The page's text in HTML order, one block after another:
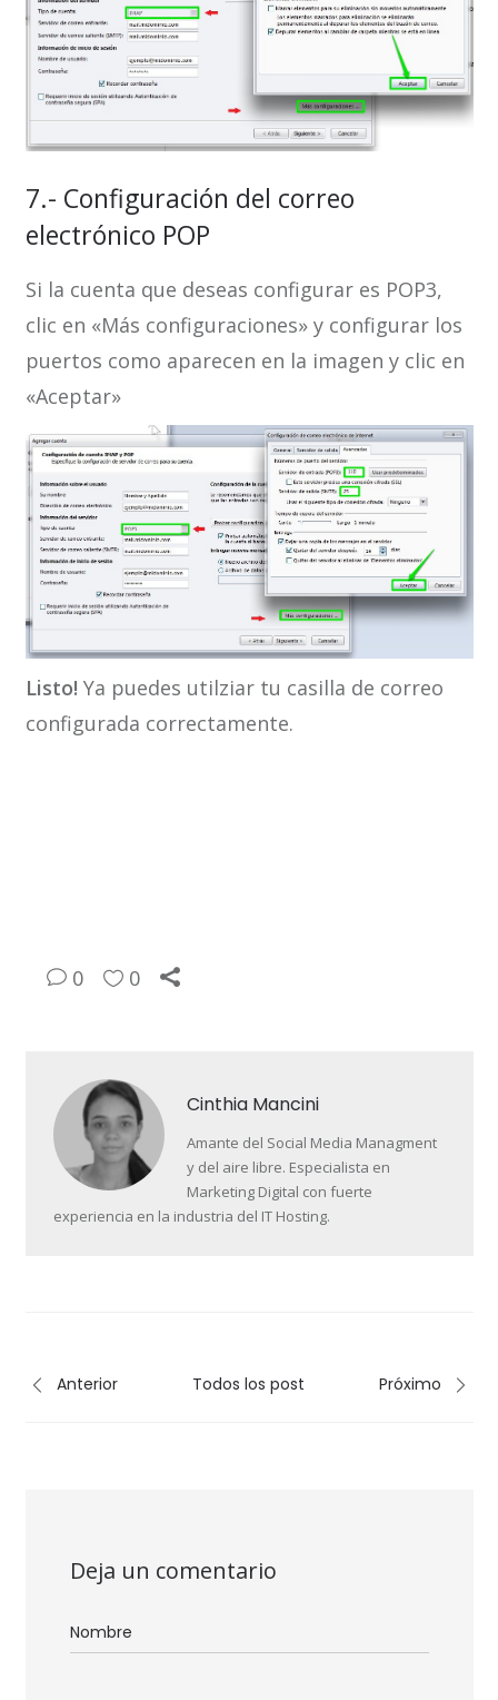
7.- Configuración del correo
electrónico POP
Si la cuenta que deseas configurar es POP3,
clic en «Más configuraciones» y configurar los
puertos como aparecen en la imagen y clic en
«Aceptar»
Listo! Ya puedes utilziar tu casilla de correo
configurada correctamente.
0 0
Cinthia Mancini
Amante del Social Media Managment
y del aire libre. Especialista en
Marketing Digital con fuerte
experiencia en la industria del IT Hosting.
Anterior Todos los post Próximo
Deja un comentario